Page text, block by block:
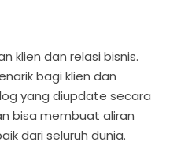
klien dan relasi bisnis.
bagi klien dan
yang diupdate secara
bisa membuat aliran
dari seluruh dunia.